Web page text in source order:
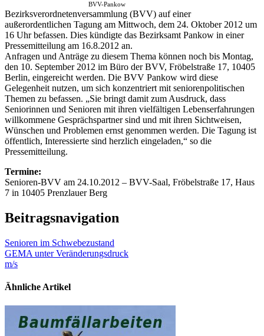
BVV-Pankow
Bezirksverordnetenversammlung (BVV) auf einer
außerordentlichen Tagung am Mittwoch, dem 24. Oktober 2012 um
16 Uhr befassen. Dies kündigte das Bezirksamt Pankow in einer
Pressemitteilung am 16.8.2012 an.
Anfragen und Anträge zu diesem Thema können noch bis Montag,
den 10. September 2012 im Büro der BVV, Fröbelstraße 17, 10405
Berlin, eingereicht werden. Die BVV Pankow wird diese
Gelegenheit nutzen, um sich konzentriert mit seniorenpolitischen
Themen zu befassen. „Sie bringt damit zum Ausdruck, dass
Seniorinnen und Senioren mit ihren vielfältigen Lebenserfahrungen
willkommene Gesprächspartner sind und mit ihren Sichtweisen,
Wünschen und Problemen ernst genommen werden. Die Tagung ist
öffentlich, Interessierte sind herzlich eingeladen,“ so die
Pressemitteilung.
Termine:
Senioren-BVV am 24.10.2012 – BVV-Saal, Fröbelstraße 17, Haus
7 in 10405 Prenzlauer Berg
Beitragsnavigation
Senioren im Schwebezustand
GEMA unter Veränderungsdruck
m/s
Ähnliche Artikel